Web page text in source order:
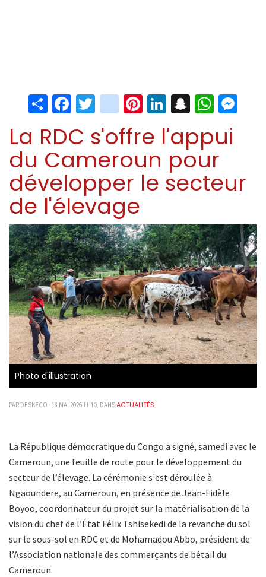
ShareFacebook
Twitter
instagram
Pinterest
LinkedIn
Snapchat
La RDC s'offre l'appui
du Cameroun pour
développer le secteur
de l'élevage
Photo d'illustration
PAR DESKECO - 18 MAI 2026 11:10, DANSACTUALITÉS
La République démocratique du Congo a signé, samedi avec le
Cameroun, une feuille de route pour le développement du
secteur de l’élevage. La cérémonie s'est déroulée à
Ngaoundere, au Cameroun, en présence de Jean-Fidèle
Boyoo, coordonnateur du projet sur la matérialisation de la
vision du chef de l’État Félix Tshisekedi de la revanche du sol
sur le sous-sol en RDC et de Mohamadou Abbo, président de
l’Association nationale des commerçants de bétail du
Cameroun.